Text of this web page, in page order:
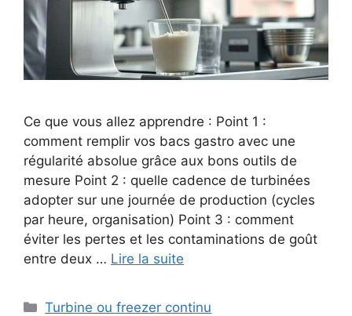
Ce que vous allez apprendre : Point 1 :
comment remplir vos bacs gastro avec une
régularité absolue grâce aux bons outils de
mesure Point 2 : quelle cadence de turbinées
adopter sur une journée de production (cycles
par heure, organisation) Point 3 : comment
éviter les pertes et les contaminations de goût
entre deux … Lire la suite
Catégories
Turbine ou freezer continu